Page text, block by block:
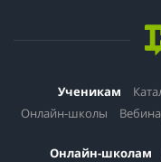
Ученикам
Онлайн-школы
Онлайн-школам